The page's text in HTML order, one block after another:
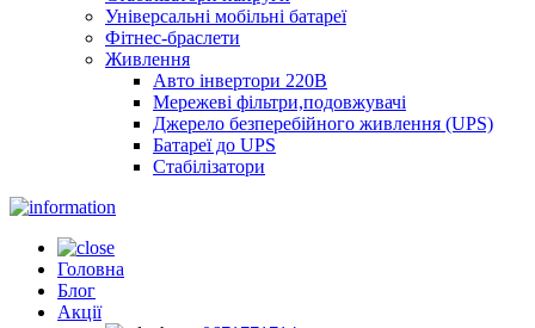
Універсальні мобільні батареї
Фітнес-браслети
Живлення
Авто інвертори 220В
Мережеві фільтри,подовжувачі
Джерело безперебійного живлення (UPS)
Батареї до UPS
Стабілізатори
Головна
Блог
Акції